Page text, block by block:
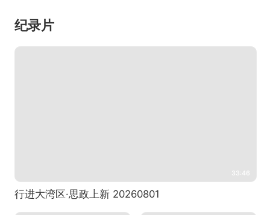
纪录片
33:46
行进大湾区·思政上新 20260801